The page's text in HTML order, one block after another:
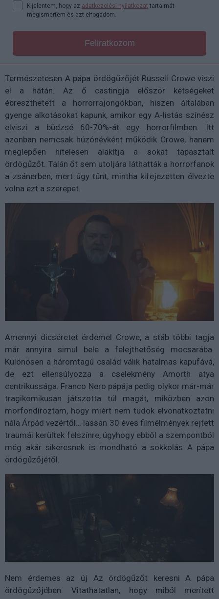
Kijelentem, hogy az adatkezelési nyilatkozat tartalmát
megismertem és azt elfogadom.
Feliratkozom
Természetesen A pápa ördögűzőjét Russell Crowe viszi
el a hátán. Az ő castingja először kétségeket
ébreszthetett a horrorrajongókban, hiszen általában
gyenge alkotásokat kapunk, amikor egy A-listás színész
elviszi a büdzsé 60-70%-át egy horrorfilmben. Itt
azonban nemcsak húzónévként működik Crowe, hanem
meglepően hitelesen alakítja a sokat tapasztalt
ördögűzőt. Talán őt sem utoljára láthatták a horrorfanok
a zsánerben, mert úgy tűnt, mintha kifejezetten élvezte
volna ezt a szerepet.
Amennyi dicséretet érdemel Crowe, a stáb többi tagja
már annyira simul bele a felejthetőség mocsarába.
Különösen a háromtagú család válik hatalmas kapufává,
de ezt ellensúlyozza a cselekmény Amorth atya
centrikussága. Franco Nero pápája pedig olykor már-már
tragikomikusan játszotta túl magát, miközben azon
morfondíroztam, hogy miért nem tudok elvonatkoztatni
nála Árpád vezértől… lassan 30 éves filmélmények rejtett
traumái kerültek felszínre, úgyhogy ebből a szempontból
még akár sikeresnek is mondható a sokkolás A pápa
ördögűzőjétől.
Nem érdemes az új Az ördögűzőt keresni A pápa
ördögűzőjében. Vitathatatlan, hogy miből merített